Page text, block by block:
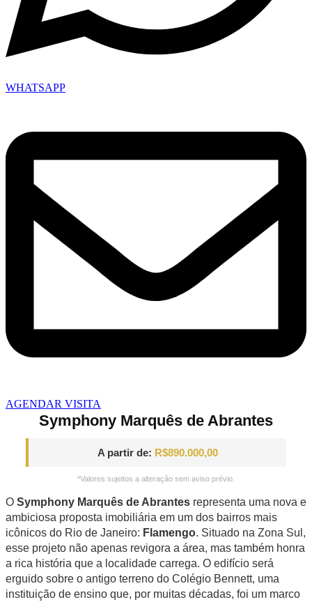
WHATSAPP
AGENDAR VISITA
Symphony Marquês de Abrantes
A partir de: R$890.000,00
*Valores sujeitos a alteração sem aviso prévio.
O Symphony Marquês de Abrantes representa uma nova e
ambiciosa proposta imobiliária em um dos bairros mais
icônicos do Rio de Janeiro: Flamengo. Situado na Zona Sul,
esse projeto não apenas revigora a área, mas também honra
a rica história que a localidade carrega. O edifício será
erguido sobre o antigo terreno do Colégio Bennett, uma
instituição de ensino que, por muitas décadas, foi um marco